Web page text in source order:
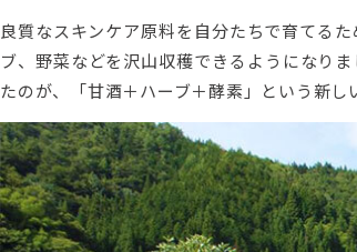
良質なスキンケア原料を自分たちで育てる
ブ、野菜などを沢山収穫できるようになり
たのが、「甘酒＋ハーブ＋酵素」という新し